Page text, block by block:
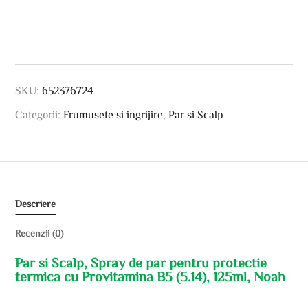
SKU:652376724
Categorii:Frumusete si ingrijire ,Par si Scalp
Descriere
Recenzii (0)
Par si Scalp, Spray de par pentru protectie
termica cu Provitamina B5 (5.14), 125ml, Noah